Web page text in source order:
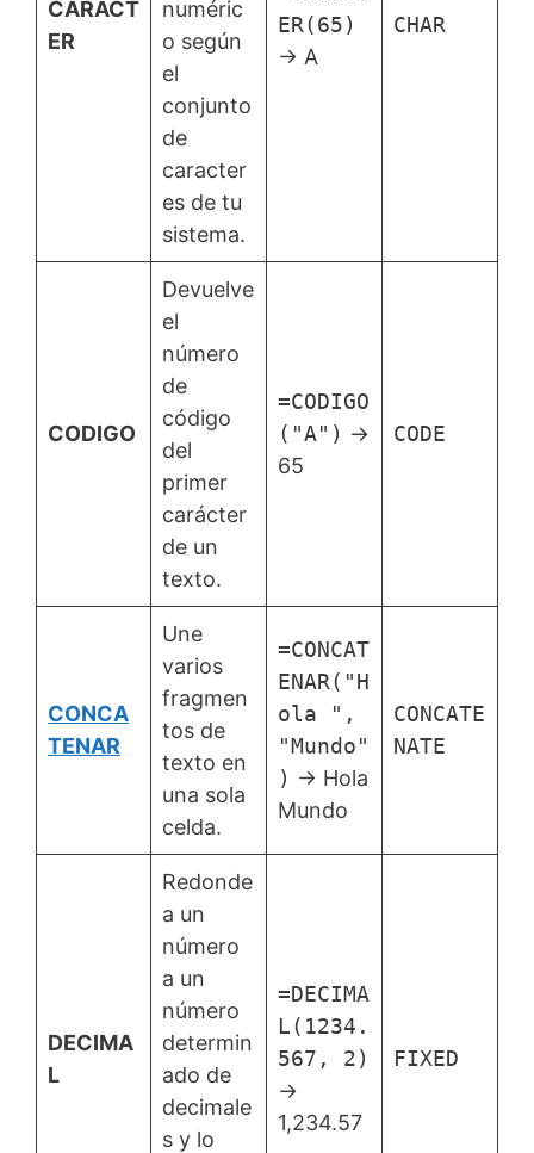
CARACT
ER
numéric
o según
el
conjunto
de
caracter
es de tu
sistema.
ER(65)
→ A
CHAR
CODIGO
Devuelve
el
número
de
código
del
primer
carácter
de un
texto.
=CODIGO
("A") →
65
CODE
CONCA
TENAR
Une
varios
fragmen
tos de
texto en
una sola
celda.
=CONCAT
ENAR("H
ola ",
"Mundo"
) → Hola
Mundo
CONCATE
NATE
DECIMA
L
Redonde
a un
número
a un
número
determin
ado de
decimale
s y lo
=DECIMA
L(1234.
567, 2)
→
1,234.57
FIXED